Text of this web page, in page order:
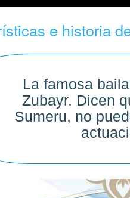
e historia
La famosa
Zubayr. Dicen
Sumeru, no